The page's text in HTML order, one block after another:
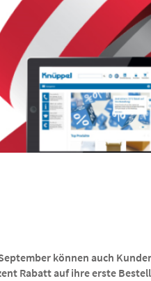
können auch
Rabatt auf ihre erste